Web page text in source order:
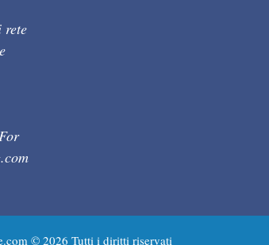
© 2026 Tutti i diritti riservati